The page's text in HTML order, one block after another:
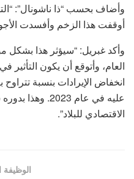
وأضاف بحسب “ذا ناشونال”:
أوقفت هذا الزخم وأفسدت
وأكد غبريل: “سيؤثر هذا بشكل
العام، وأتوقع أن يكون
عليه في عام
الاقتصادي للبلاد”.
الوظيفة